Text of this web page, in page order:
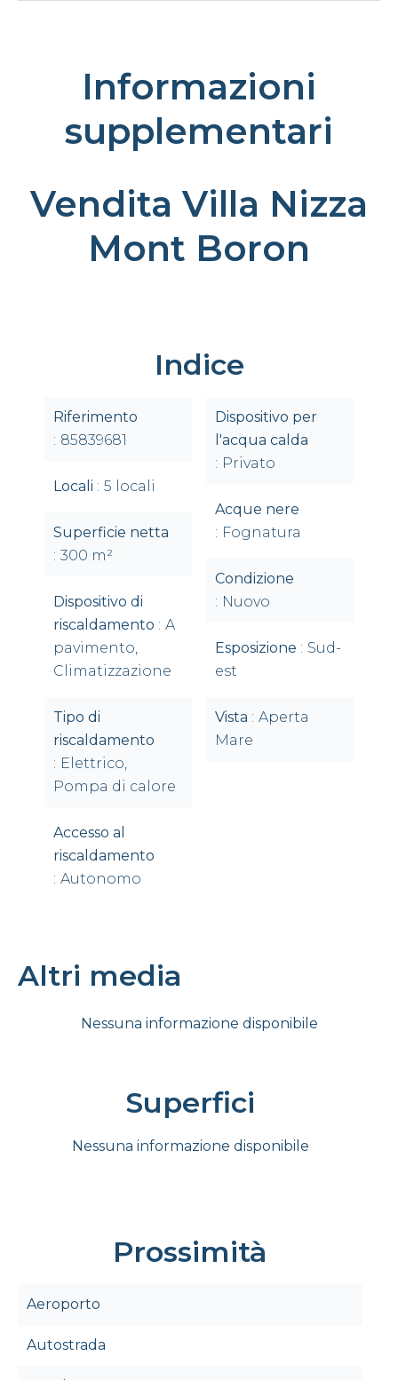
Informazioni
supplementari
Vendita Villa Nizza
Mont Boron
Indice
Riferimento
85839681
Locali 5 locali
Superficie netta
300 m²
Dispositivo di
riscaldamento
A
pavimento,
Climatizzazione
Tipo di
riscaldamento
Elettrico,
Pompa di calore
Accesso al
riscaldamento
Autonomo
Dispositivo per
l'acqua calda
Privato
Acque nere
Fognatura
Condizione
Nuovo
Esposizione
Sud-
est
Vista
Aperta
Mare
Altri media
Nessuna informazione disponibile
Superfici
Nessuna informazione disponibile
Prossimità
Aeroporto
Autostrada